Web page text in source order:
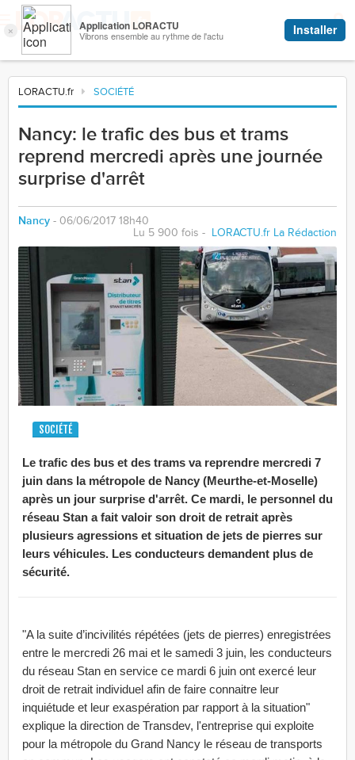
LORACTU.fr SOCIÉTÉ
Nancy: le trafic des bus et trams
reprend mercredi après une journée
surprise d'arrêt
Nancy - 06/06/2017 18h40
Lu 5 900 fois - LORACTU.fr La Rédaction
SOCIÉTÉ
Le trafic des bus et des trams va reprendre mercredi 7
juin dans la métropole de Nancy (Meurthe-et-Moselle)
après un jour surprise d'arrêt. Ce mardi, le personnel du
réseau Stan a fait valoir son droit de retrait après
plusieurs agressions et situation de jets de pierres sur
leurs véhicules. Les conducteurs demandent plus de
sécurité.
"A la suite d’incivilités répétées (jets de pierres) enregistrées
entre le mercredi 26 mai et le samedi 3 juin, les conducteurs
du réseau Stan en service ce mardi 6 juin ont exercé leur
droit de retrait individuel afin de faire connaitre leur
inquiétude et leur exaspération par rapport à la situation"
explique la direction de Transdev, l'entreprise qui exploite
pour la métropole du Grand Nancy le réseau de transports